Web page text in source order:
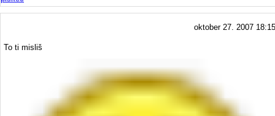
oktober 27. 2007 18:15
To ti misliš